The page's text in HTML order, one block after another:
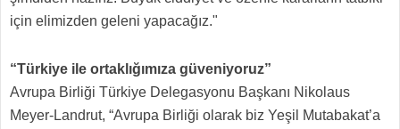
için elimizden geleni yapacağız."
“Türkiye ile ortaklığımıza güveniyoruz”
Avrupa Birliği Türkiye Delegasyonu Başkanı Nikolaus
Meyer-Landrut, “Avrupa Birliği olarak biz Yeşil Mutabakat’a